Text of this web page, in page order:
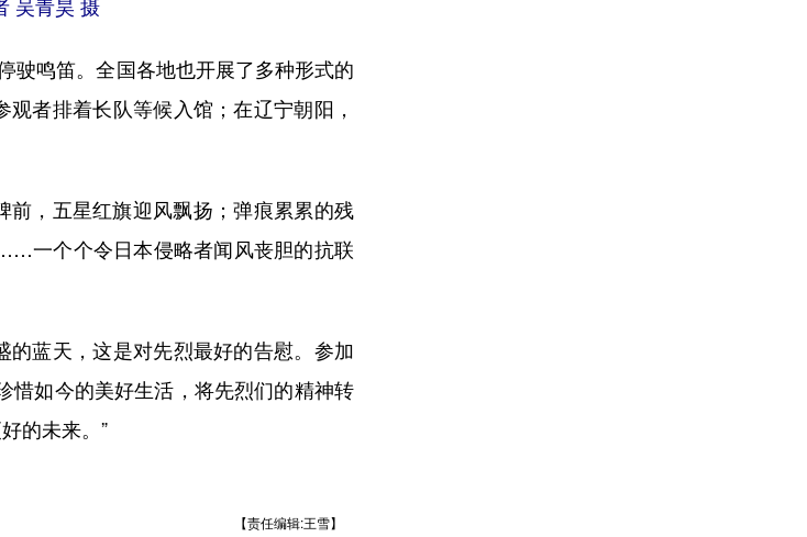
吴青昊 摄
鸣笛。全国各地也开展了多种形式的
者排着长队等候入馆；在辽宁朝阳，
，五星红旗迎风飘扬；弹痕累累的残
一个个令日本侵略者闻风丧胆的抗联
蓝天，这是对先烈最好的告慰。参加
惜如今的美好生活，将先烈们的精神转
的未来。”
【责任编辑:王雪】